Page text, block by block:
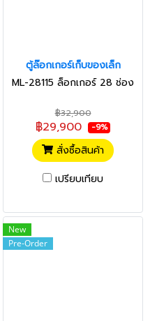
ตู้ล๊อกเกอร์เก็บของเล็ก
ML-28115 ล็อกเกอร์ 28 ช่อง
฿32,900
฿29,900 -9%
สั่งซื้อสินค้า
เปรียบเทียบ
New
Pre-Order